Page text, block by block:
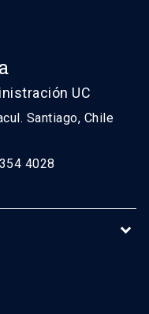
UC
Santiago, Chile
4028